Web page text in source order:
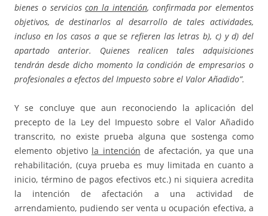
bienes o servicioscon la intención, confirmada por elementos
objetivos, de destinarlos al desarrollo de tales actividades,
incluso en los casos a que se refieren las letras b), c) y d) del
apartado anterior. Quienes realicen tales adquisiciones
tendrán desde dicho momento la condición de empresarios o
profesionales a efectos del Impuesto sobre el Valor Añadido”.
Y se concluye que aun reconociendo la aplicación del
precepto de la Ley del Impuesto sobre el Valor Añadido
transcrito, no existe prueba alguna que sostenga como
elemento objetivo la intención de afectación, ya que una
rehabilitación, (cuya prueba es muy limitada en cuanto a
inicio, término de pagos efectivos etc.) ni siquiera acredita
la intención de afectación a una actividad de
arrendamiento, pudiendo ser venta u ocupación efectiva, a